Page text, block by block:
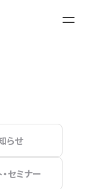
らせ
セミナー